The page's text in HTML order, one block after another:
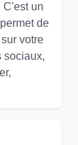
C'est un
de
votre
sociaux,